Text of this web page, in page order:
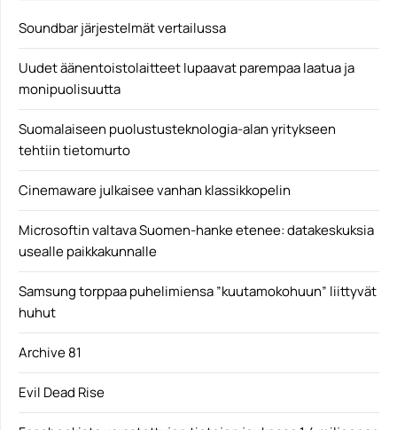
Soundbar järjestelmät vertailussa
Uudet äänentoistolaitteet lupaavat parempaa laatua ja
monipuolisuutta
Suomalaiseen puolustusteknologia-alan yritykseen
tehtiin tietomurto
Cinemaware julkaisee vanhan klassikkopelin
Microsoftin valtava Suomen-hanke etenee: datakeskuksia
usealle paikkakunnalle
Samsung torppaa puhelimiensa ”kuutamokohuun” liittyvät
huhut
Archive 81
Evil Dead Rise